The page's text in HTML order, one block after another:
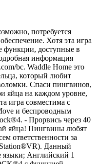
потребуется
Хотя эта игра
функции, доступные в
информация
bc. Waddle Home это
который любит
Спаси пингвинов,
яйца на каждом уровне,
игра совместима с
и беспроводным
- Прорвись через 40
яйца! Пингвины любят
ответственности за
Данный
Английский 1